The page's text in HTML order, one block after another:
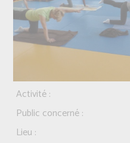
Activité :
Public concerné :
Lieu :